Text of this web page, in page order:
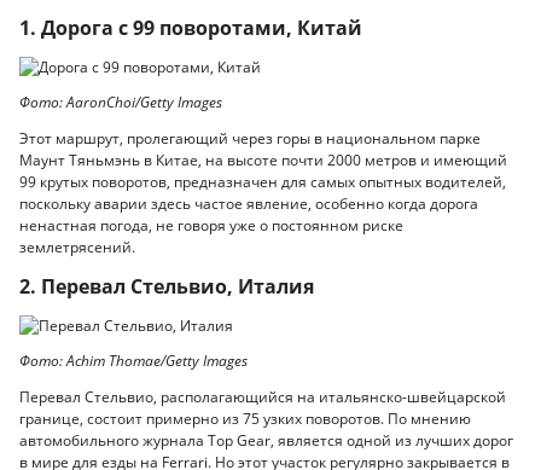
1. Дорога с 99 поворотами, Китай
Фото: AaronChoi/Getty Images
Этот маршрут, пролегающий через горы в национальном парке
Маунт Тяньмэнь в Китае, на высоте почти 2000 метров и имеющий
99 крутых поворотов, предназначен для самых опытных водителей,
поскольку аварии здесь частое явление, особенно когда дорога
ненастная погода, не говоря уже о постоянном риске
землетрясений.
2. Перевал Стельвио, Италия
Фото: Achim Thomae/Getty Images
Перевал Стельвио, располагающийся на итальянско-швейцарской
границе, состоит примерно из 75 узких поворотов. По мнению
автомобильного журнала Top Gear, является одной из лучших дорог
в мире для езды на Ferrari. Но этот участок регулярно закрывается в